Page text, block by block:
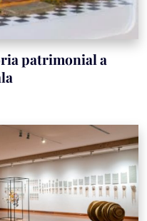
patrimonial a